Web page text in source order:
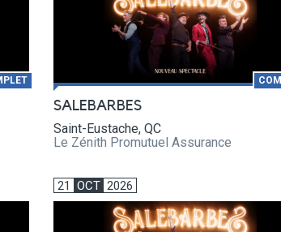
SALEBARBES
Saint-Eustache, QC
Le Zénith Promutuel Assurance
21 OCT 2026